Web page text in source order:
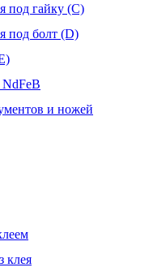
под гайку (С)
под болт (D)
и ножей
клея